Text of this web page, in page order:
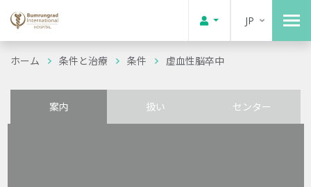
JP
ホーム 条件と治療 条件 虚血性脳卒中
案内 扱い センター